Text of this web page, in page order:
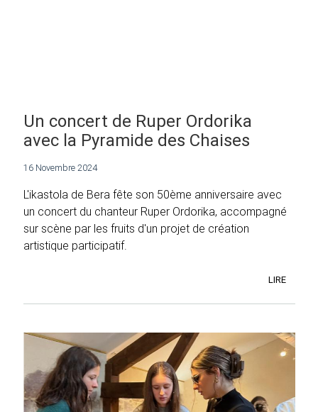
Un concert de Ruper Ordorika
avec la Pyramide des Chaises
16 Novembre 2024
L'ikastola de Bera fête son 50ème anniversaire avec
un concert du chanteur Ruper Ordorika, accompagné
sur scène par les fruits d'un projet de création
artistique participatif.
LIRE